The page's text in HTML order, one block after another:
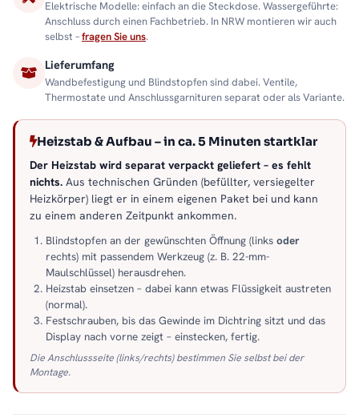
Elektrische Modelle: einfach an die Steckdose. Wassergeführte:
Anschluss durch einen Fachbetrieb. In NRW montieren wir auch
selbst –fragen Sie uns.
Lieferumfang
Wandbefestigung und Blindstopfen sind dabei. Ventile,
Thermostate und Anschlussgarnituren separat oder als Variante.
Heizstab & Aufbau – in ca. 5 Minuten startklar
Der Heizstab wird separat verpackt geliefert – es fehlt
nichts. Aus technischen Gründen (befüllter, versiegelter
Heizkörper) liegt er in einem eigenen Paket bei und kann
zu einem anderen Zeitpunkt ankommen.
Blindstopfen an der gewünschten Öffnung (links oder
rechts) mit passendem Werkzeug (z. B. 22-mm-
Maulschlüssel) herausdrehen.
Heizstab einsetzen – dabei kann etwas Flüssigkeit austreten
(normal).
Festschrauben, bis das Gewinde im Dichtring sitzt und das
Display nach vorne zeigt – einstecken, fertig.
Die Anschlussseite (links/rechts) bestimmen Sie selbst bei der
Montage.